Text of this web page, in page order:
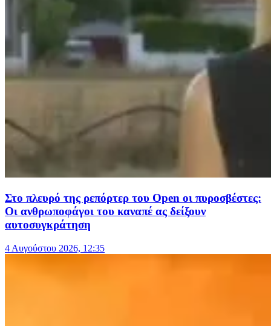
Στο πλευρό της ρεπόρτερ του Open οι πυροσβέστες:
Οι ανθρωποφάγοι του καναπέ ας δείξουν
αυτοσυγκράτηση
4 Αυγούστου 2026, 12:35